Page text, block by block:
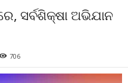
ସର୍ବଶିକ୍ଷା ଅଭିଯାନ
706